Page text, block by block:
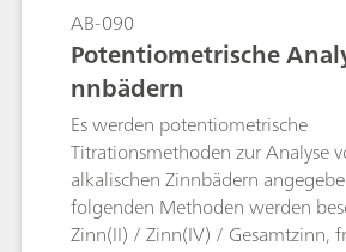
AB-090
Potentiometrische
nnbädern
Es werden potentiometrische
Titrationsmethoden zur Analyse
alkalischen Zinnbädern
folgenden Methoden werden
Zinn(II) / Zinn(IV) / Gesamtzinn,